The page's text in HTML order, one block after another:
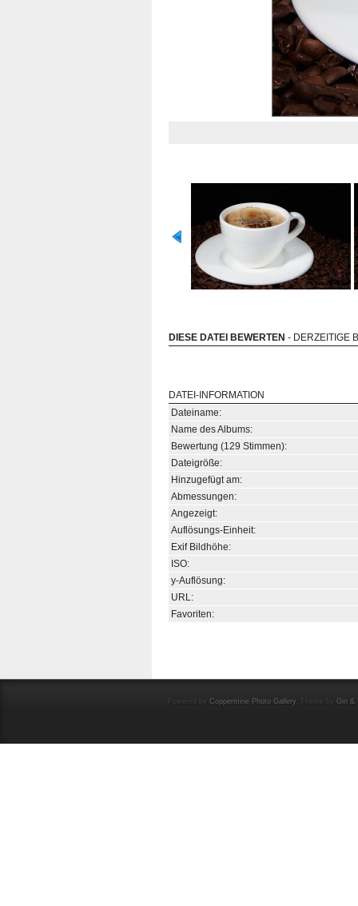
DIESE DATEI BEWERTEN - DERZEITIGE
DATEI-INFORMATION
Dateiname:
Name des Albums:
Bewertung (129 Stimmen):
Dateigröße:
Hinzugefügt am:
Abmessungen:
Angezeigt:
Auflösungs-Einheit:
Exif Bildhöhe:
ISO:
y-Auflösung:
URL:
Favoriten:
Powered by Coppermine Photo Gallery. Theme by Gin &